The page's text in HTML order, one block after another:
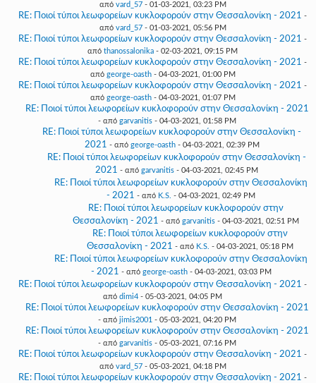
από vard_57- 01-03-2021, 03:23 PM
RE: Ποιοί τύποι λεωφορείων κυκλοφορούν στην Θεσσαλονίκη - 2021 -
από vard_57- 01-03-2021, 05:56 PM
RE: Ποιοί τύποι λεωφορείων κυκλοφορούν στην Θεσσαλονίκη - 2021 -
από thanossalonika - 02-03-2021, 09:15 PM
RE: Ποιοί τύποι λεωφορείων κυκλοφορούν στην Θεσσαλονίκη - 2021 -
από george-oasth- 04-03-2021, 01:00 PM
RE: Ποιοί τύποι λεωφορείων κυκλοφορούν στην Θεσσαλονίκη - 2021 -
από george-oasth- 04-03-2021, 01:07 PM
RE: Ποιοί τύποι λεωφορείων κυκλοφορούν στην Θεσσαλονίκη - 2021
- από garvanitis - 04-03-2021, 01:58 PM
RE: Ποιοί τύποι λεωφορείων κυκλοφορούν στην Θεσσαλονίκη -
2021 - από george-oasth- 04-03-2021, 02:39 PM
RE: Ποιοί τύποι λεωφορείων κυκλοφορούν στην Θεσσαλονίκη -
2021 - από garvanitis- 04-03-2021, 02:45 PM
RE: Ποιοί τύποι λεωφορείων κυκλοφορούν στην Θεσσαλονίκη
- 2021 - από K.S. - 04-03-2021, 02:49 PM
RE: Ποιοί τύποι λεωφορείων κυκλοφορούν στην
Θεσσαλονίκη - 2021 - από garvanitis- 04-03-2021, 02:51 PM
RE: Ποιοί τύποι λεωφορείων κυκλοφορούν στην
Θεσσαλονίκη - 2021 - από K.S. - 04-03-2021, 05:18 PM
RE: Ποιοί τύποι λεωφορείων κυκλοφορούν στην Θεσσαλονίκη
- 2021 - από george-oasth- 04-03-2021, 03:03 PM
RE: Ποιοί τύποι λεωφορείων κυκλοφορούν στην Θεσσαλονίκη - 2021 -
από dimi4 - 05-03-2021, 04:05 PM
RE: Ποιοί τύποι λεωφορείων κυκλοφορούν στην Θεσσαλονίκη - 2021
- από jimis2001 - 05-03-2021, 04:20 PM
RE: Ποιοί τύποι λεωφορείων κυκλοφορούν στην Θεσσαλονίκη - 2021
- από garvanitis - 05-03-2021, 07:16 PM
RE: Ποιοί τύποι λεωφορείων κυκλοφορούν στην Θεσσαλονίκη - 2021 -
από vard_57- 05-03-2021, 04:18 PM
RE: Ποιοί τύποι λεωφορείων κυκλοφορούν στην Θεσσαλονίκη - 2021 -